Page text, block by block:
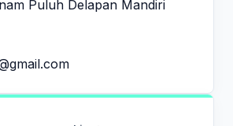
Puluh Delapan Mandiri